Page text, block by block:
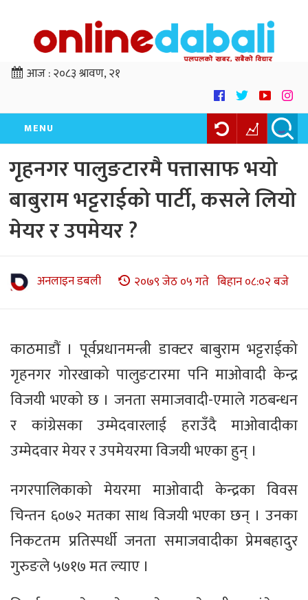
आज :२०८३ श्रावण, २१
MENU
गृहनगर पालुङटारमै पत्तासाफ भयो
बाबुराम भट्टराईको पार्टी, कसले लियो
मेयर र उपमेयर ?
अनलाइन डबली २०७९ जेठ ०५ गते बिहान ०८:०२ बजे
काठमाडौं । पूर्वप्रधानमन्त्री डाक्टर बाबुराम भट्टराईको
गृहनगर गोरखाको पालुङटारमा पनि माओवादी केन्द्र
विजयी भएको छ । जनता समाजवादी-एमाले गठबन्धन
र कांग्रेसका उम्मेदवारलाई हराउँदै माओवादीका
उम्मेदवार मेयर र उपमेयरमा विजयी भएका हुन् ।
नगरपालिकाको मेयरमा माओवादी केन्द्रका विवस
चिन्तन ६०७२ मतका साथ विजयी भएका छन् । उनका
निकटतम प्रतिस्पर्धी जनता समाजवादीका प्रेमबहादुर
गुरुङले ५७१७ मत ल्याए ।